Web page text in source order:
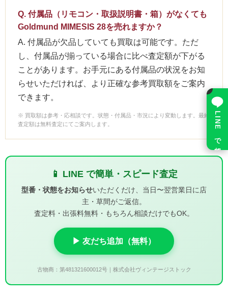
Q. 付属品（リモコン・取扱説明書・箱）がなくても
Goldmund MIMESIS 28を売れますか？
A. 付属品が欠品していても買取は可能です。ただ
し、付属品が揃っている場合に比べ査定額が下がる
ことがあります。お手元にある付属品の状況をお知
らせいただければ、より正確な参考買取額をご案内
できます。
※ 買取額は参考・応相談です。状態・付属品・市況により変動します。最終
査定額は無料査定にてご案内します。
📱 LINE で簡単・スピード査定
型番・状態をお知らせいただくだけ、当日〜翌営業日に店
主・草間がご返信。
査定料・出張料無料・もちろん相談だけでもOK。
▶ 友だち追加（無料）
古物商：第481321600012号｜株式会社ヴィンテージストック
LINE で相談
×